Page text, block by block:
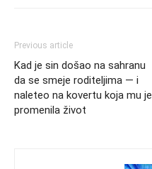
Previous article
Kad je sin došao na sahranu
da se smeje roditeljima — i
naleteo na kovertu koja mu je
promenila život